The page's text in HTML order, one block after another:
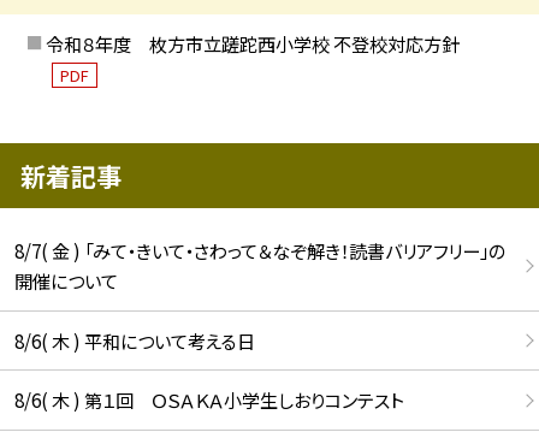
令和８年度 枚方市立蹉跎西小学校 不登校対応方針
PDF
新着記事
8/7( 金 ) 「みて・きいて・さわって＆なぞ解き！読書バリアフリー」の
開催について
8/6( 木 ) 平和について考える日
8/6( 木 ) 第１回 ＯＳＡＫＡ小学生しおりコンテスト